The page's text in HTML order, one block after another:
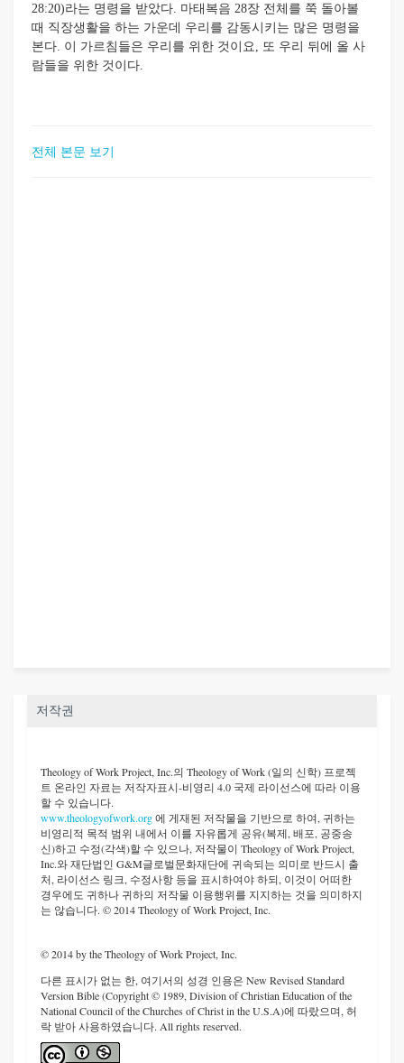
28:20)라는 명령을 받았다. 마태복음 28장 전체를 쭉 돌아볼
때 직장생활을 하는 가운데 우리를 감동시키는 많은 명령을
본다. 이 가르침들은 우리를 위한 것이요, 또 우리 뒤에 올 사
람들을 위한 것이다.
전체 본문 보기
저작권
Theology of Work Project, Inc.의 Theology of Work (일의 신학) 프로젝
트 온라인 자료는 저작자표시-비영리 4.0 국제 라이선스에 따라 이용
할 수 있습니다.
www.theologyofwork.org에 게재된 저작물을 기반으로 하여, 귀하는
비영리적 목적 범위 내에서 이를 자유롭게 공유(복제, 배포, 공중송
신)하고 수정(각색)할 수 있으나, 저작물이 Theology of Work Project,
Inc.와 재단법인 G&M글로벌문화재단에 귀속되는 의미로 반드시 출
처, 라이선스 링크, 수정사항 등을 표시하여야 하되, 이것이 어떠한
경우에도 귀하나 귀하의 저작물 이용행위를 지지하는 것을 의미하지
는 않습니다. © 2014 Theology of Work Project, Inc.
© 2014 by the Theology of Work Project, Inc.
다른 표시가 없는 한, 여기서의 성경 인용은 New Revised Standard
Version Bible (Copyright © 1989, Division of Christian Education of the
National Council of the Churches of Christ in the U.S.A)에 따랐으며, 허
락 받아 사용하였습니다. All rights reserved.